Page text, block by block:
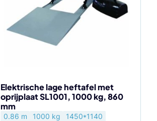
Elektrische lage heftafel met
oprijplaat SL1001, 1000 kg, 860
mm
0.86 m 1000 kg
1450*1140